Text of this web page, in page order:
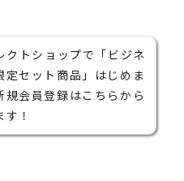
クトショップで「ビジネ
定セット商品」はじめま
規会員登録はこちらから
！